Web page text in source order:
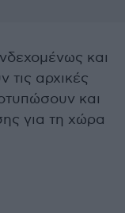
και
τις αρχικές
και
για τη χώρα